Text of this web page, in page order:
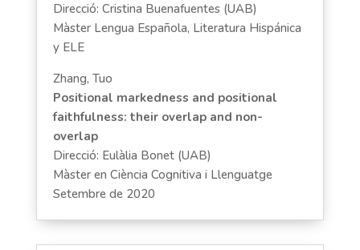
Direcció: Cristina Buenafuentes (UAB)
Màster Lengua Española, Literatura Hispánica
y ELE
Zhang, Tuo
Positional markedness and positional
faithfulness: their overlap and non-
overlap
Direcció: Eulàlia Bonet (UAB)
Màster en Ciència Cognitiva i Llenguatge
Setembre de 2020